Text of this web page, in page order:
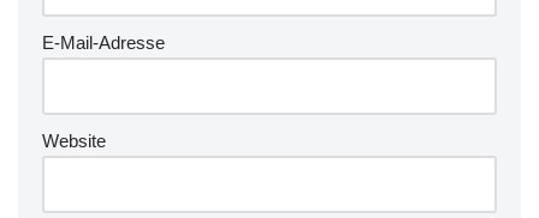
E-Mail-Adresse
Website